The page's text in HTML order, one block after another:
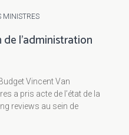
MINISTRES
de l'administration
Vincent Van
a pris acte de l’état de la
reviews au sein de